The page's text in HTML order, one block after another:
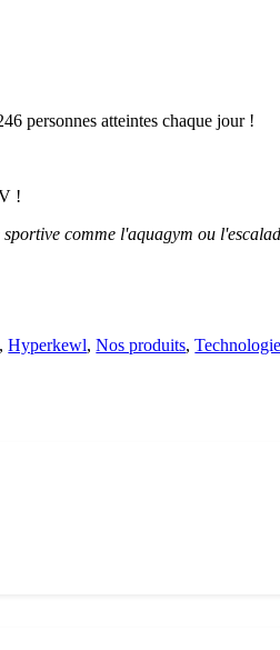
personnes atteintes chaque jour !
!
comme l'aquagym ou
,Hyperkewl,Nos produits,